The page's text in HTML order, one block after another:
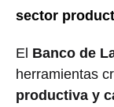
sector
El Banco de
herramientas
productiva y